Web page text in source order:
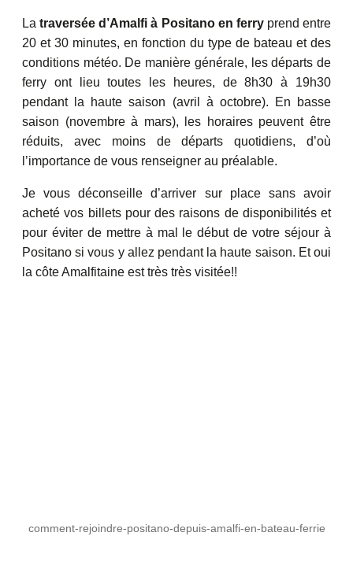
Latraversée d’Amalfi à Positano en ferryprend entre
20 et 30 minutes, en fonction du type de bateau et des
conditions météo. De manière générale, les départs de
ferry ont lieu toutes les heures, de 8h30 à 19h30
pendant la haute saison (avril à octobre). En basse
saison (novembre à mars), les horaires peuvent être
réduits, avec moins de départs quotidiens, d’où
l’importance de vous renseigner au préalable.
Je vous déconseille d’arriver sur place sans avoir
acheté vos billets pour des raisons de disponibilités et
pour éviter de mettre à mal le début de votre séjour à
Positano si vous y allez pendant la haute saison. Et oui
la côte Amalfitaine est très très visitée!!
comment-rejoindre-positano-depuis-amalfi-en-bateau-ferrie